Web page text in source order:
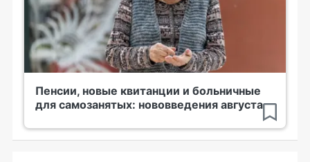
Пенсии, новые квитанции и больничные
для самозанятых: нововведения августа